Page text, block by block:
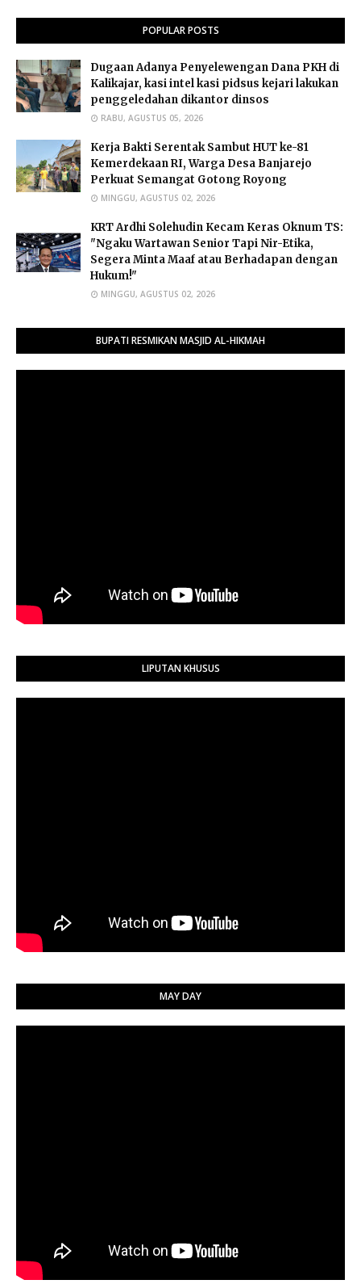
POPULAR POSTS
Dugaan Adanya Penyelewengan Dana PKH di
Kalikajar, kasi intel kasi pidsus kejari lakukan
penggeledahan dikantor dinsos
RABU, AGUSTUS 05, 2026
Kerja Bakti Serentak Sambut HUT ke-81
Kemerdekaan RI, Warga Desa Banjarejo
Perkuat Semangat Gotong Royong
MINGGU, AGUSTUS 02, 2026
​KRT Ardhi Solehudin Kecam Keras Oknum TS:
"Ngaku Wartawan Senior Tapi Nir-Etika,
Segera Minta Maaf atau Berhadapan dengan
Hukum!"
MINGGU, AGUSTUS 02, 2026
BUPATI RESMIKAN MASJID AL-HIKMAH
LIPUTAN KHUSUS
MAY DAY